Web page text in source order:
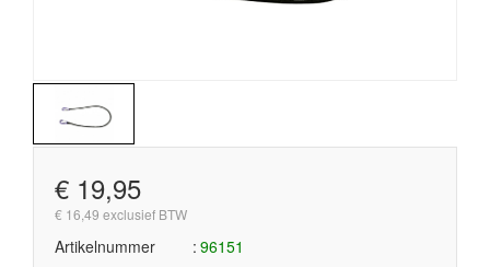
€ 19,95
€ 16,49 exclusief BTW
Artikelnummer
96151